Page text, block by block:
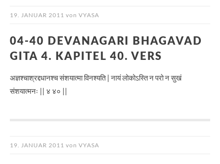
19. JANUAR 2011 von VYASA
04-40 DEVANAGARI BHAGAVAD
GITA 4. KAPITEL 40. VERS
अज्ञश्चाश्रद्दधानश्च संशयात्मा विनश्यति | नायं लोकोऽस्ति न परो न सुखं
संशयात्मनः || ४ ४० ||
19. JANUAR 2011 von VYASA